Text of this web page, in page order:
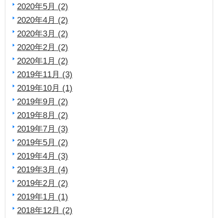
2020年5月 (2)
2020年4月 (2)
2020年3月 (2)
2020年2月 (2)
2020年1月 (2)
2019年11月 (3)
2019年10月 (1)
2019年9月 (2)
2019年8月 (2)
2019年7月 (3)
2019年5月 (2)
2019年4月 (3)
2019年3月 (4)
2019年2月 (2)
2019年1月 (1)
2018年12月 (2)